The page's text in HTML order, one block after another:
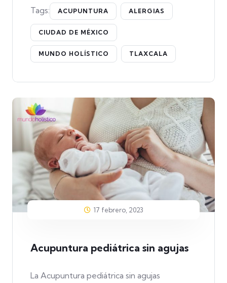
Tags: ACUPUNTURA ALERGIAS
CIUDAD DE MÉXICO
MUNDO HOLÍSTICO TLAXCALA
17 febrero, 2023
Acupuntura pediátrica sin agujas
La Acupuntura pediátrica sin agujas